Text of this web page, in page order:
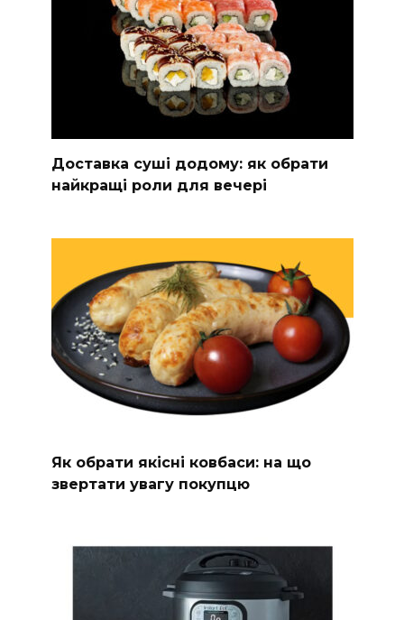
Доставка суші додому: як обрати
найкращі роли для вечері
Як обрати якісні ковбаси: на що
звертати увагу покупцю